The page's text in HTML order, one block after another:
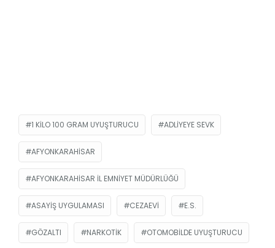
1 KILO 100 GRAM UYUŞTURUCU ADLIYEYE SEVK
AFYONKARAHISAR
AFYONKARAHISAR İL EMNIYET MÜDÜRLÜĞÜ
ASAYIŞ UYGULAMASI CEZAEVI E.S.
GÖZALTI NARKOTIK OTOMOBILDE UYUŞTURUCU